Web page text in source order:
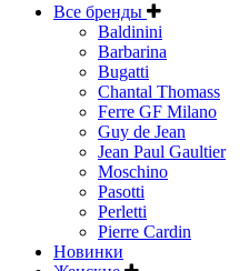
Все бренды
Baldinini
Barbarina
Bugatti
Chantal Thomass
Ferre GF Milano
Guy de Jean
Jean Paul Gaultier
Moschino
Pasotti
Perletti
Pierre Cardin
Новинки